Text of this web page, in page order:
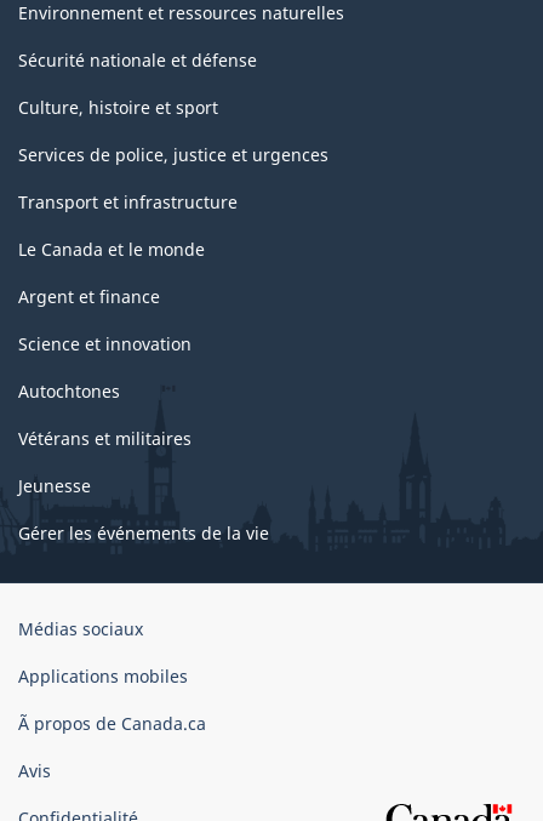
Environnement et ressources naturelles
Sécurité nationale et défense
Culture, histoire et sport
Services de police, justice et urgences
Transport et infrastructure
Le Canada et le monde
Argent et finance
Science et innovation
Autochtones
Vétérans et militaires
Jeunesse
Gérer les événements de la vie
Organisation
gouvernement
Canada
Médias sociaux
Applications mobiles
Ã propos de Canada.ca
Avis